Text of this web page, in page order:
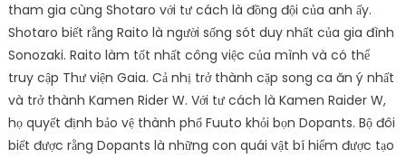
tham gia cùng Shotaro với tư cách là đồng đội của anh ấy.
Shotaro biết rằng Raito là người sống sót duy nhất của gia đình
Sonozaki. Raito làm tốt nhất công việc của mình và có thể
truy cập Thư viện Gaia. Cả nhị trở thành cặp song ca ăn ý nhất
và trở thành Kamen Rider W. Với tư cách là Kamen Raider W,
họ quyết định bảo vệ thành phố Fuuto khỏi bọn Dopants. Bộ đôi
biết được rằng Dopants là những con quái vật bí hiểm được tạo